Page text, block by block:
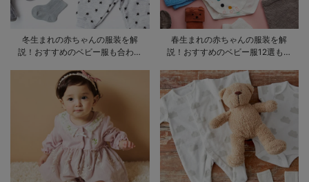
冬生まれの赤ちゃんの服装を解
説！おすすめのベビー服も合わせ
春生まれの赤ちゃんの服装を解
説！おすすめのベビー服12選も合